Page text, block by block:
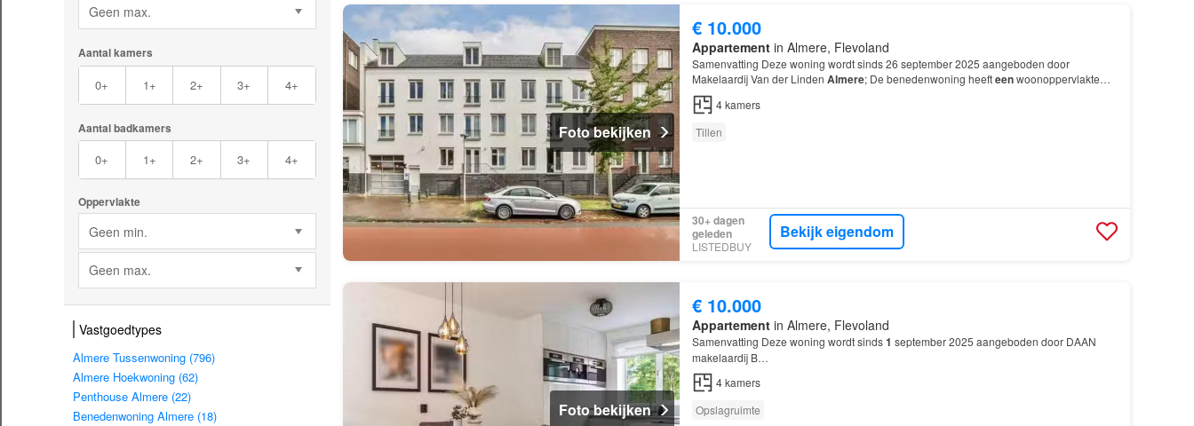
Geen max.
Aantal kamers
0+ 1+ 2+ 3+ 4+
Aantal badkamers
0+ 1+ 2+ 3+ 4+
Oppervlakte
Geen min.
Geen max.
Vastgoedtypes
Almere Tussenwoning (796)
Almere Hoekwoning (62)
Penthouse Almere (22)
Benedenwoning Almere (18)
Foto bekijken
€ 10.000
Appartementin Almere, Flevoland
Samenvatting Deze woning wordt sinds 26 september 2025 aangeboden door
Makelaardij Van der Linden Almere; De benedenwoning heefteenwoonoppervlakte
van 81 m² en beschikt over 4 kamers, waarvan 3 slaapkamers; De woning is geb…
4kamers
Tillen
30+ dagen
geleden
LISTEDBUY
Bekijk eigendom
Foto bekijken
€ 10.000
Appartementin Almere, Flevoland
Samenvatting Deze woning wordt sinds1 september 2025 aangeboden door DAAN
makelaardij B…
4kamers
Opslagruimte